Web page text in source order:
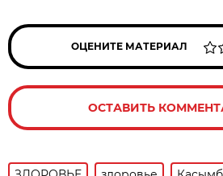
ОЦЕНИТЕ МАТЕРИАЛ
ОСТАВИТЬ